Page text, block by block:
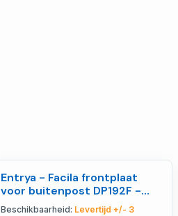
Entrya - Facila frontplaat
voor buitenpost DP192F -
104836
Beschikbaarheid: Levertijd +/- 3